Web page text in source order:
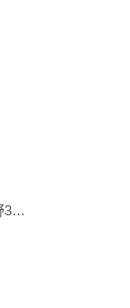
《黑子的篮球》里面,乌野高中最后赢了吗? 乌野3年拿到全国冠军了吗